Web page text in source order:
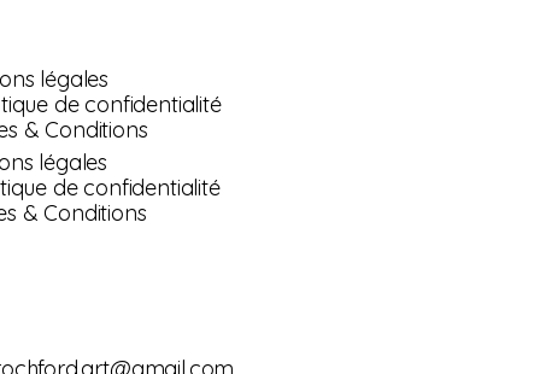
légales
de confidentialité
& Conditions
légales
de confidentialité
& Conditions